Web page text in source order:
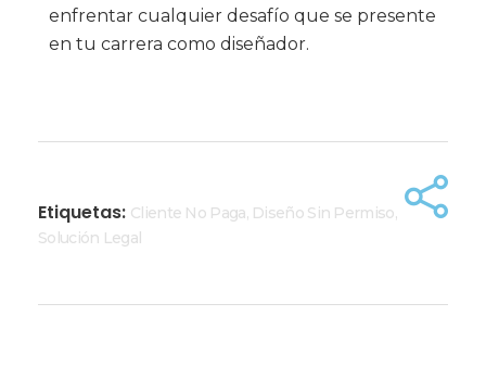
enfrentar cualquier desafío que se presente
en tu carrera como diseñador.
Etiquetas: Cliente No Paga, Diseño Sin Permiso,
Solución Legal